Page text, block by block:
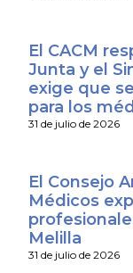
El CACM
Junta y el
exige que
para los
31 de julio de 2026
El Consejo
Médicos
Melilla
31 de julio de 2026